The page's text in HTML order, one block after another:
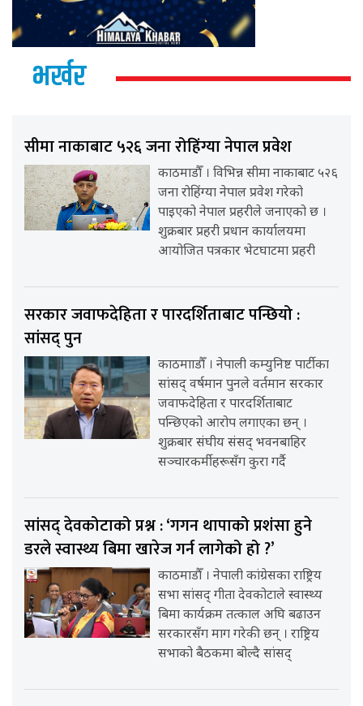
भर्खर
सीमा नाकाबाट ५२६ जना रोहिंग्या नेपाल प्रवेश
काठमाडौँ । विभिन्न सीमा नाकाबाट ५२६
जना रोहिंग्या नेपाल प्रवेश गरेको
पाइएको नेपाल प्रहरीले जनाएको छ ।
शुक्रबार प्रहरी प्रधान कार्यालयमा
आयोजित पत्रकार भेटघाटमा प्रहरी
सरकार जवाफदेहिता र पारदर्शिताबाट पन्छियो :
सांसद् पुन
काठमााडौँ । नेपाली कम्युनिष्ट पार्टीका
सांसद् वर्षमान पुनले वर्तमान सरकार
जवाफदेहिता र पारदर्शिताबाट
पन्छिएको आरोप लगाएका छन् ।
शुक्रबार संघीय संसद् भवनबाहिर
सञ्चारकर्मीहरूसँग कुरा गर्दै
सांसद् देवकोटाको प्रश्न : ‘गगन थापाको प्रशंसा हुने
डरले स्वास्थ्य बिमा खारेज गर्न लागेको हो ?’
काठमाडौँ । नेपाली कांग्रेसका राष्ट्रिय
सभा सांसद् गीता देवकोटाले स्वास्थ्य
बिमा कार्यक्रम तत्काल अघि बढाउन
सरकारसँग माग गरेकी छन् । राष्ट्रिय
सभाको बैठकमा बोल्दै सांसद्